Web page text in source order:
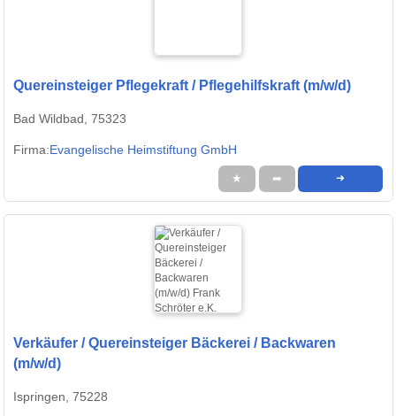
Quereinsteiger Pflegekraft / Pflegehilfskraft (m/w/d)
Bad Wildbad, 75323
Firma:Evangelische Heimstiftung GmbH
★ ➦ ➜
Verkäufer / Quereinsteiger Bäckerei / Backwaren
(m/w/d)
Ispringen, 75228